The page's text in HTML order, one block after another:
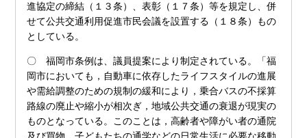
進協定の締結（１３条）、表彰（１７条）等を規定し、併
せて公共交通利用促進市民会議を設置する（１８条）もの
としている。
〇 福岡市条例は、議員提案により制定されている。「福
岡市においても，自動車に依存したライフスタイルの進展
や需給調整のための規制の緩和により，乗合バスの不採算
路線の廃止や縮小が相次ぎ，地域公共交通の衰退が現実の
ものとなっている。このことは，高齢者や障がい者の通院